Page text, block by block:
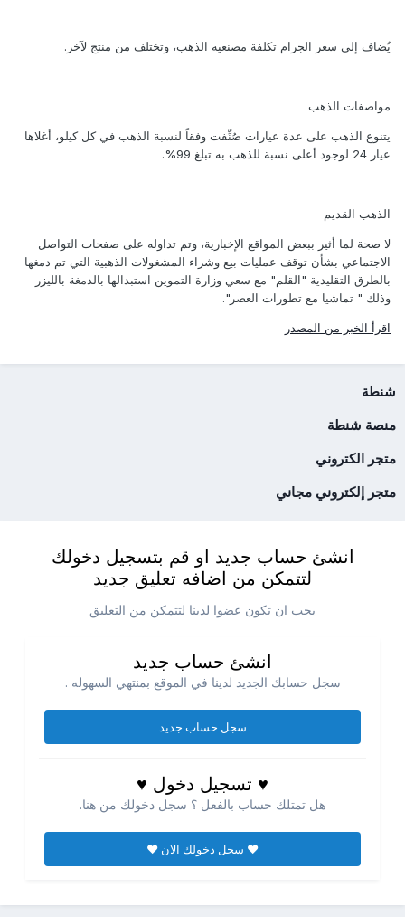
يُضاف إلى سعر الجرام تكلفة مصنعيه الذهب، وتختلف من منتج لآخر.
مواصفات الذهب
يتنوع الذهب على عدة عيارات صُنِّفت وفقاً لنسبة الذهب في كل كيلو، أغلاها
عيار 24 لوجود أعلى نسبة للذهب به تبلغ 99%.
الذهب القديم
لا صحة لما أثير ببعض المواقع الإخبارية، وتم تداوله على صفحات التواصل
الاجتماعي بشأن توقف عمليات بيع وشراء المشغولات الذهبية التي تم دمغها
بالطرق التقليدية "القلم" مع سعي وزارة التموين استبدالها بالدمغة بالليزر
وذلك " تماشيا مع تطورات العصر".
اقرأ الخبر من المصدر
شنطة
منصة شنطة
متجر الكتروني
متجر إلكتروني مجاني
انشئ حساب جديد او قم بتسجيل دخولك
لتتمكن من اضافه تعليق جديد
يجب ان تكون عضوا لدينا لتتمكن من التعليق
انشئ حساب جديد
سجل حسابك الجديد لدينا في الموقع بمنتهي السهوله .
سجل حساب جديد
♥ تسجيل دخول ♥
هل تمتلك حساب بالفعل ؟ سجل دخولك من هنا.
♥ سجل دخولك الان ♥